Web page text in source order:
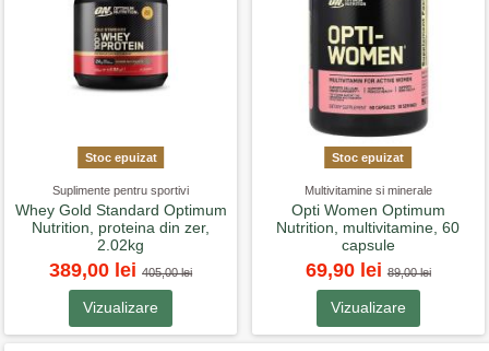
Stoc epuizat
Suplimente pentru sportivi
Whey Gold Standard Optimum
Nutrition, proteina din zer,
2.02kg
389,00 lei405,00 lei
Vizualizare
Stoc epuizat
Multivitamine si minerale
Opti Women Optimum
Nutrition, multivitamine, 60
capsule
69,90 lei89,00 lei
Vizualizare